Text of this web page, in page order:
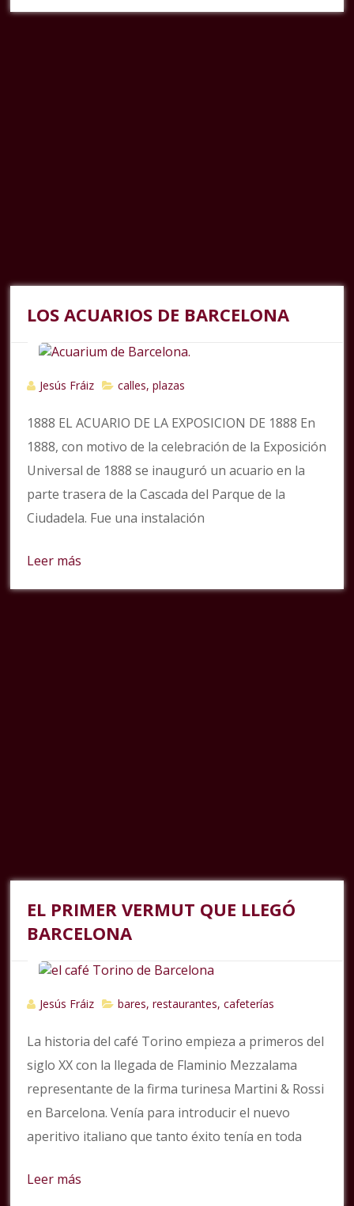
LOS ACUARIOS DE BARCELONA
Jesús Fráiz calles, plazas
1888 EL ACUARIO DE LA EXPOSICION DE 1888 En
1888, con motivo de la celebración de la Exposición
Universal de 1888 se inauguró un acuario en la
parte trasera de la Cascada del Parque de la
Ciudadela. Fue una instalación
Leer más
EL PRIMER VERMUT QUE LLEGÓ
BARCELONA
Jesús Fráiz bares, restaurantes, cafeterías
La historia del café Torino empieza a primeros del
siglo XX con la llegada de Flaminio Mezzalama
representante de la firma turinesa Martini & Rossi
en Barcelona. Venía para introducir el nuevo
aperitivo italiano que tanto éxito tenía en toda
Leer más